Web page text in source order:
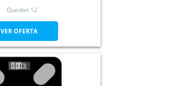
Quedan 12
VER OFERTA